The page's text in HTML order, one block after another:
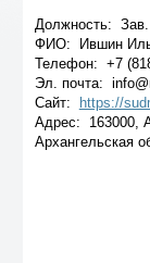
-
Должность: Зав.
ФИО: Ившин
Телефон: +7
Эл. почта:
Сайт:
https://
Адрес: 163000,
Архангельская